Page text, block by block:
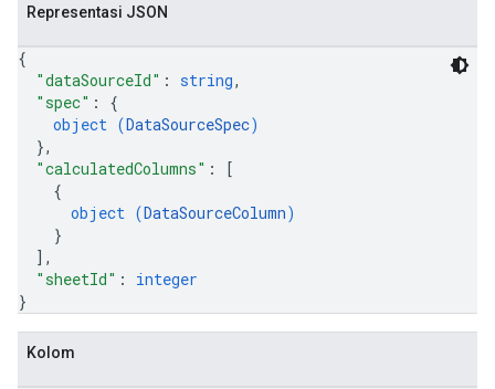
Representasi JSON
{
"dataSourceId" : string,
"spec" : {
object (DataSourceSpec)
},
"calculatedColumns" :
[
{
object (DataSourceColumn)
}
] ,
"sheetId" : integer
}
Kolom